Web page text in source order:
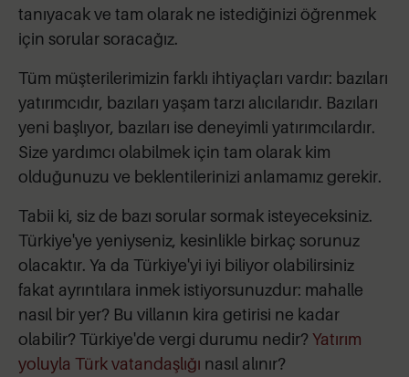
tanıyacak ve tam olarak ne istediğinizi öğrenmek
için sorular soracağız.
Tüm müşterilerimizin farklı ihtiyaçları vardır: bazıları
yatırımcıdır, bazıları yaşam tarzı alıcılarıdır. Bazıları
yeni başlıyor, bazıları ise deneyimli yatırımcılardır.
Size yardımcı olabilmek için tam olarak kim
olduğunuzu ve beklentilerinizi anlamamız gerekir.
Tabii ki, siz de bazı sorular sormak isteyeceksiniz.
Türkiye'ye yeniyseniz, kesinlikle birkaç sorunuz
olacaktır. Ya da Türkiye'yi iyi biliyor olabilirsiniz
fakat ayrıntılara inmek istiyorsunuzdur: mahalle
nasıl bir yer? Bu villanın kira getirisi ne kadar
olabilir? Türkiye'de vergi durumu nedir? Yatırım
yoluyla Türk vatandaşlığı nasıl alınır?